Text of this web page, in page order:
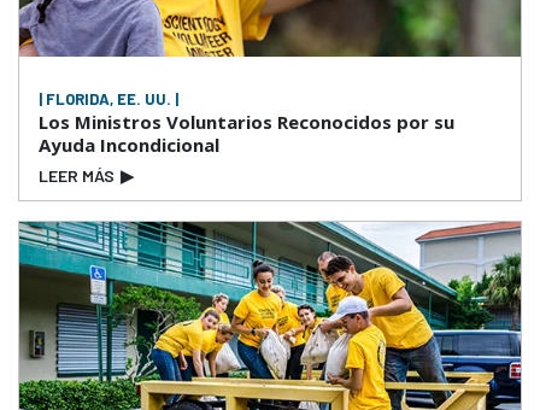
| FLORIDA, EE. UU. |
Los Ministros Voluntarios Reconocidos por su
Ayuda Incondicional
LEER MÁS ▶